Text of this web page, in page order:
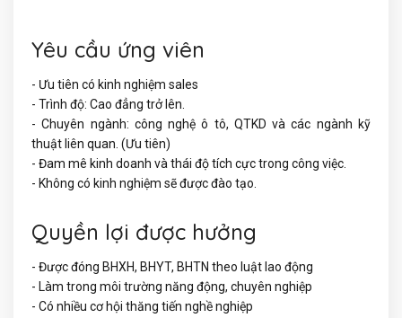
Yêu cầu ứng viên
- Ưu tiên có kinh nghiệm sales
- Trình độ: Cao đẳng trở lên.
- Chuyên ngành: công nghệ ô tô, QTKD và các ngành kỹ
thuật liên quan. (Ưu tiên)
- Đam mê kinh doanh và thái độ tích cực trong công việc.
- Không có kinh nghiệm sẽ được đào tạo.
Quyền lợi được hưởng
- Được đóng BHXH, BHYT, BHTN theo luật lao động
- Làm trong môi trường năng động, chuyên nghiệp
- Có nhiều cơ hội thăng tiến nghề nghiệp